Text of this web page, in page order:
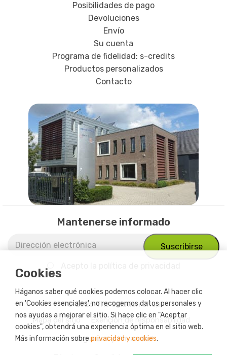
Cookies
Háganos saber qué cookies podemos colocar. Al hacer clic
en 'Cookies esenciales', no recogemos datos personales y
nos ayudas a mejorar el sitio. Si hace clic en "Aceptar
cookies", obtendrá una experiencia óptima en el sitio web.
Más información sobre privacidad y cookies.
Posibilidades de pago
Devoluciones
Envío
Su cuenta
Programa de fidelidad: s-credits
Productos personalizados
Contacto
Mantenerse informado
© 2026 The Solution Shop
Mapa del sitio
Exención de responsabilidad
Seguridad y Privacidad